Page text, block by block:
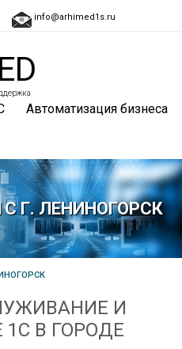
info@arhimed1s.ru
Автоматизация бизнеса
Г. ЛЕНИНОГОРСК
И
В ГОРОДЕ